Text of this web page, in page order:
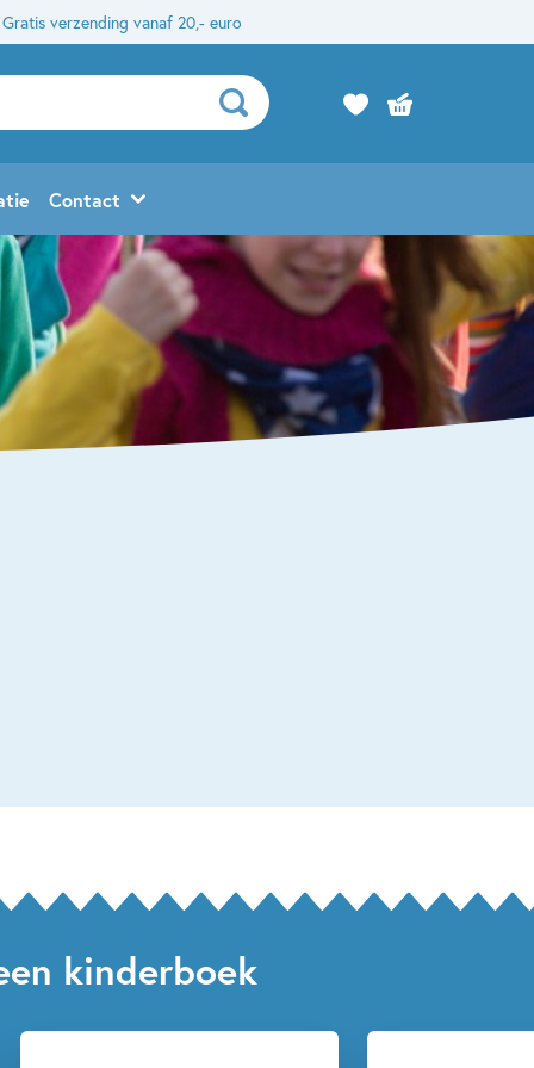
Gratis verzending vanaf 20,- euro
Contact
kinderboek